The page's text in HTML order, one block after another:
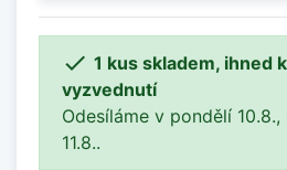
 1 kus skladem, ihned
vyzvednutí
Odesíláme v pondělí
11.8..